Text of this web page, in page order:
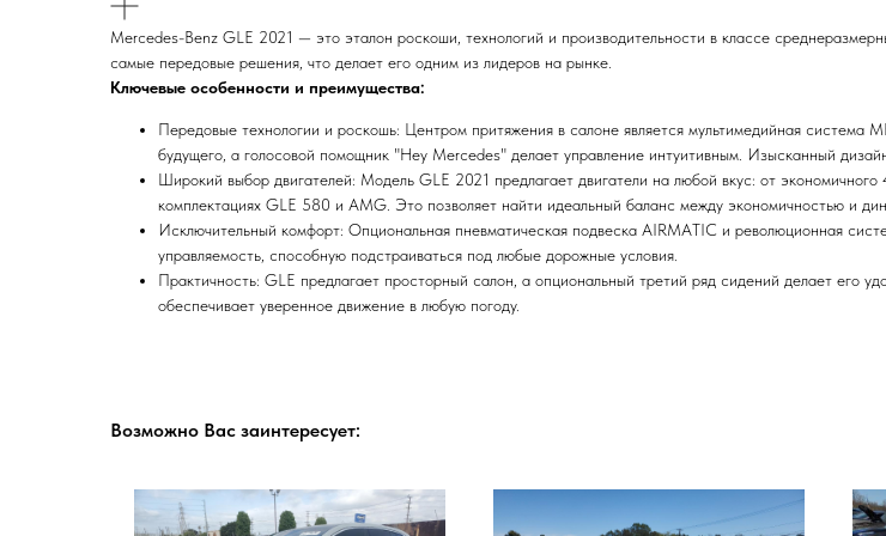
Mercedes-Benz GLE 2021 — это эталон роскоши, технологий и производительности в классе
самые передовые решения, что делает его одним из лидеров на рынке.
Ключевые особенности и преимущества:
Передовые технологии и роскошь: Центром притяжения в салоне является мультимедийная
будущего, а голосовой помощник "Hey Mercedes" делает управление интуитивным. Изысканный
Широкий выбор двигателей: Модель GLE 2021 предлагает двигатели на любой вкус: от
комплектациях GLE 580 и AMG. Это позволяет найти идеальный баланс между экономичностью и
Исключительный комфорт: Опциональная пневматическая подвеска AIRMATIC и революционная
управляемость, способную подстраиваться под любые дорожные условия.
Практичность: GLE предлагает просторный салон, а опциональный третий ряд сидений делает его
обеспечивает уверенное движение в любую погоду.
Возможно Вас заинтересует: